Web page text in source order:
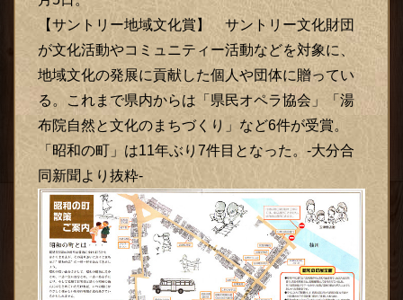
【サントリー地域文化賞】 サントリー文化財団
が文化活動やコミュニティー活動などを対象に、
地域文化の発展に貢献した個人や団体に贈ってい
る。これまで県内からは「県民オペラ協会」「湯
布院自然と文化のまちづくり」など6件が受賞。
「昭和の町」は11年ぶり7件目となった。-大分合
同新聞より抜粋-